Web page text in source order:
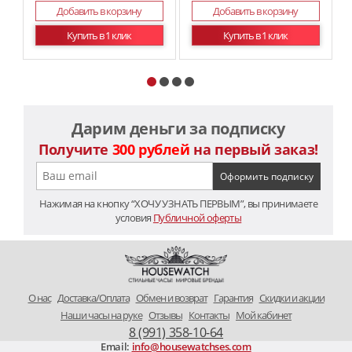
Добавить в корзину
Купить в 1 клик
Добавить в корзину
Купить в 1 клик
Дарим деньги за подписку
Получите 300 рублей на первый заказ!
Нажимая на кнопку “ХОЧУ УЗНАТЬ ПЕРВЫМ”, вы принимаете
условия Публичной оферты
O нас Доставка/Оплата Обмен и возврат Гарантия Скидки и акции
Наши часы на руке Отзывы Контакты Мой кабинет
8 (991) 358-10-64
Email: info@housewatchses.com